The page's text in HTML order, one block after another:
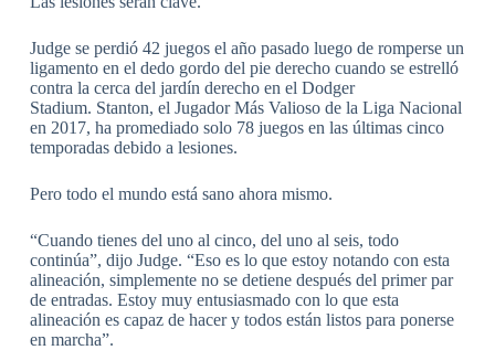
Judge se perdió 42 juegos el año pasado luego de romperse un
ligamento en el dedo gordo del pie derecho cuando se estrelló
contra la cerca del jardín derecho en el Dodger
Stadium. Stanton, el Jugador Más Valioso de la Liga Nacional
en 2017, ha promediado solo 78 juegos en las últimas cinco
temporadas debido a lesiones.
Pero todo el mundo está sano ahora mismo.
“Cuando tienes del uno al cinco, del uno al seis, todo
continúa”, dijo Judge. “Eso es lo que estoy notando con esta
alineación, simplemente no se detiene después del primer par
de entradas. Estoy muy entusiasmado con lo que esta
alineación es capaz de hacer y todos están listos para ponerse
en marcha”.